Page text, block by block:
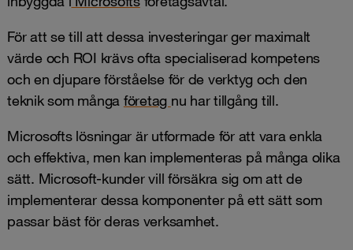
För att se till att dessa investeringar ger maximalt
värde och ROI krävs ofta specialiserad kompetens
och en djupare förståelse för de verktyg och den
teknik som många företag nu har tillgång till.
Microsofts lösningar är utformade för att vara enkla
och effektiva, men kan implementeras på många olika
sätt. Microsoft-kunder vill försäkra sig om att de
implementerar dessa komponenter på ett sätt som
passar bäst för deras verksamhet.